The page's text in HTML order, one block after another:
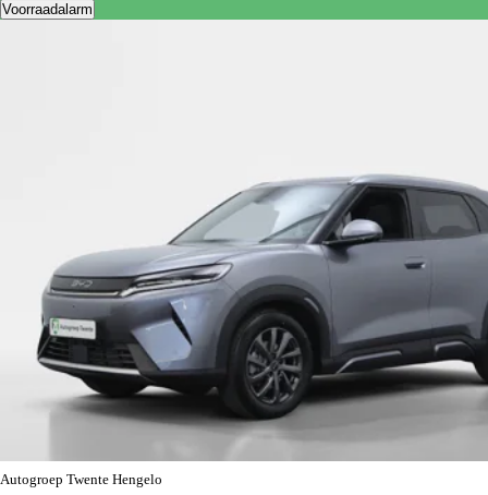
Voorraadalarm
Autogroep Twente Hengelo